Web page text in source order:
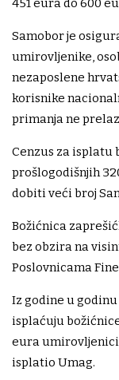
451 eura do 600
Samobor je
umirovljenike,
nezaposlene
korisnike
primanja ne
Cenzus za isplatu
prošlogodišnjih
dobiti veći broj
Božićnica
bez obzira na
Poslovnicama
Iz godine u
isplaćuju
eura
isplatio Umag.